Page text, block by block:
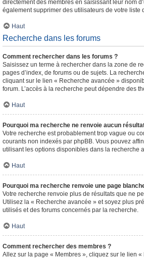
directement des membres en saisissant leur nom
également supprimer des utilisateurs de votre liste
Haut
Recherche dans les forums
Comment rechercher dans les forums ?
Saisissez un terme à rechercher dans la zone de
pages d’index, de forums ou de sujets. La
cliquant sur le lien « Recherche avancée »
forum. L’accès à la recherche peut dépendre des
Haut
Pourquoi ma recherche ne renvoie aucun
Votre recherche est probablement trop vague ou
courants non indexés par phpBB. Vous pouvez
utilisant les options disponibles dans la recherche
Haut
Pourquoi ma recherche renvoie une page
Votre recherche renvoie plus de résultats que ne
Utilisez la « Recherche avancée » et soyez plus
utilisés et des forums concernés par la recherche.
Haut
Comment rechercher des membres ?
Allez sur la page « Membres », cliquez sur le lien